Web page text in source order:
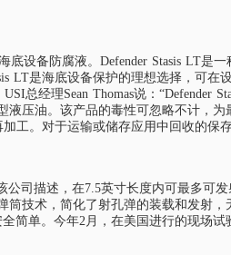
底设备防腐液。Defender Stasis LT
LT是海底设备保护的理想选择，可
总经理Sean Thomas说：“Defender
液压油。该产品的毒性可忽略不计，
工。对于运输或储存应用中回收的保
司描述，在7.5英寸长度内可最多可
技术，简化了射孔弹的装载和发射
简单。今年2月，在美国进行的现场